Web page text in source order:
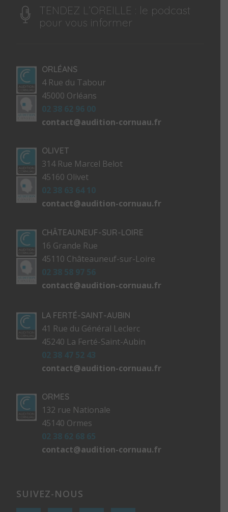
TENDEZ L’OREILLE : le podcast
pour vous informer
ORLÉANS
4 Rue du Tabour
45000 Orléans
02 38 62 96 00
contact@audition-cornuau.fr
OLIVET
314 Rue Marcel Belot
45160 Olivet
02 38 63 64 10
contact@audition-cornuau.fr
CHÂTEAUNEUF-SUR-LOIRE
16 Grande Rue
45110 Châteauneuf-sur-Loire
02 38 58 97 56
contact@audition-cornuau.fr
LA FERTÉ-SAINT-AUBIN
41 Rue du Général Leclerc
45240 La Ferté-Saint-Aubin
02 38 47 52 43
contact@audition-cornuau.fr
ORMES
132 rue Nationale
45140 Ormes
02 38 62 68 65
contact@audition-cornuau.fr
SUIVEZ-NOUS